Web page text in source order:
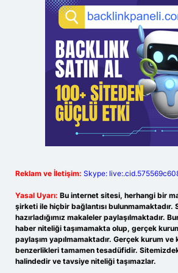
Reklam ve İletişim: Skype:
Yasal Uyarı: Bu internet sitesi, herhangi bir
şirketi ile hiçbir bağlantısı bulunmamaktadır.
hazırladığımız makaleler paylaşılmaktadır.
haber niteliği taşımamakta olup, gerçek
paylaşım yapılmamaktadır. Gerçek kurum ve
benzerlikleri tamamen tesadüfidir.
halindedir ve tavsiye niteliği taşımazlar.